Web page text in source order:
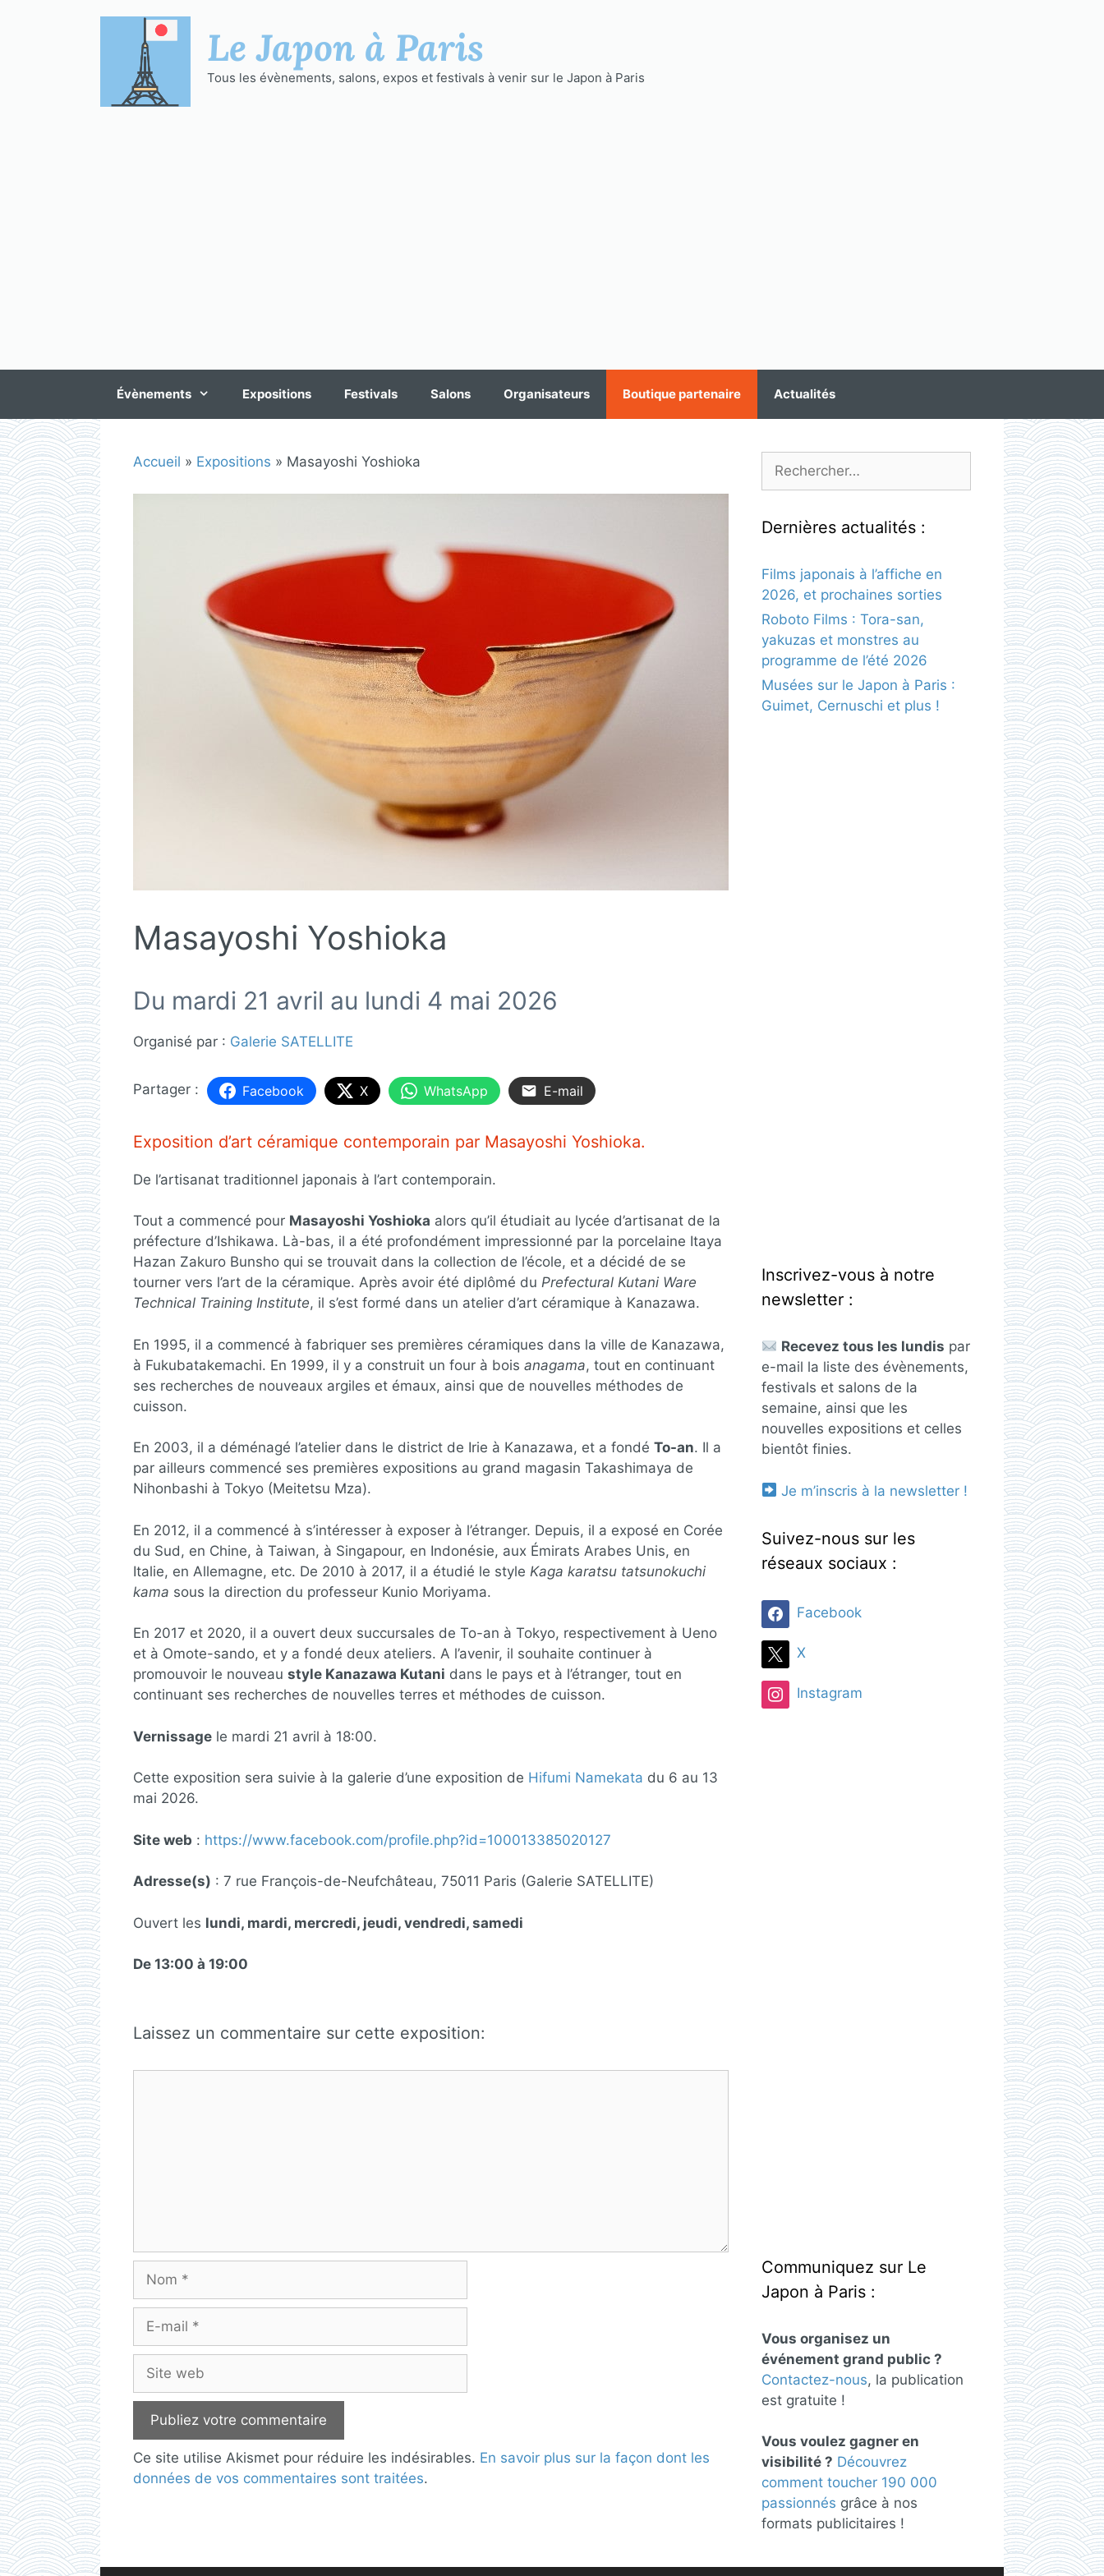
Le Japon à Paris
Tous les évènements, salons, expos et festivals à venir sur le Japon à Paris
Évènements Expositions Festivals Salons Organisateurs Boutique partenaire Actualités
Accueil » Expositions » Masayoshi Yoshioka
Masayoshi Yoshioka
Du mardi 21 avril au lundi 4 mai 2026
Organisé par : Galerie SATELLITE
Facebook X WhatsApp E-mail
Exposition d’art céramique contemporain par Masayoshi Yoshioka.
De l’artisanat traditionnel japonais à l’art contemporain.
Tout a commencé pour Masayoshi Yoshioka alors qu’il étudiait au lycée d’artisanat de la
préfecture d’Ishikawa. Là-bas, il a été profondément impressionné par la porcelaine Itaya
Hazan Zakuro Bunsho qui se trouvait dans la collection de l’école, et a décidé de se
tourner vers l’art de la céramique. Après avoir été diplômé du Prefectural Kutani Ware
Technical Training Institute, il s’est formé dans un atelier d’art céramique à Kanazawa.
En 1995, il a commencé à fabriquer ses premières céramiques dans la ville de Kanazawa,
à Fukubatakemachi. En 1999, il y a construit un four à bois anagama, tout en continuant
ses recherches de nouveaux argiles et émaux, ainsi que de nouvelles méthodes de
cuisson.
En 2003, il a déménagé l’atelier dans le district de Irie à Kanazawa, et a fondé To-an. Il a
par ailleurs commencé ses premières expositions au grand magasin Takashimaya de
Nihonbashi à Tokyo (Meitetsu Mza).
En 2012, il a commencé à s’intéresser à exposer à l’étranger. Depuis, il a exposé en Corée
du Sud, en Chine, à Taiwan, à Singapour, en Indonésie, aux Émirats Arabes Unis, en
Italie, en Allemagne, etc. De 2010 à 2017, il a étudié le style Kaga karatsu tatsunokuchi
kama sous la direction du professeur Kunio Moriyama.
En 2017 et 2020, il a ouvert deux succursales de To-an à Tokyo, respectivement à Ueno
et à Omote-sando, et y a fondé deux ateliers. A l’avenir, il souhaite continuer à
promouvoir le nouveau style Kanazawa Kutani dans le pays et à l’étranger, tout en
continuant ses recherches de nouvelles terres et méthodes de cuisson.
Vernissage le mardi 21 avril à 18:00.
Cette exposition sera suivie à la galerie d’une exposition de Hifumi Namekata du 6 au 13
mai 2026.
Site web : https://www.facebook.com/profile.php?id=100013385020127
Adresse(s) : 7 rue François-de-Neufchâteau, 75011 Paris (Galerie SATELLITE)
Ouvert les lundi, mardi, mercredi, jeudi, vendredi, samedi
De 13:00 à 19:00
Laissez un commentaire sur cette exposition:
mail
web
Ce site utilise Akismet pour réduire les indésirables. En savoir plus sur la façon dont les
données de vos commentaires sont traitées.
Rechercher :
Dernières actualités :
Films japonais à l’affiche en
2026, et prochaines sorties
Roboto Films : Tora-san,
yakuzas et monstres au
programme de l’été 2026
Musées sur le Japon à Paris :
Guimet, Cernuschi et plus !
Inscrivez-vous à notre
newsletter :
Recevez tous les lundis par
e-mail la liste des évènements,
festivals et salons de la
semaine, ainsi que les
nouvelles expositions et celles
bientôt finies.
Je m’inscris à la newsletter !
Suivez-nous sur les
réseaux sociaux :
Facebook
X
Instagram
Communiquez sur Le
Japon à Paris :
Vous organisez un
événement grand public ?
Contactez-nous, la publication
est gratuite !
Vous voulez gagner en
visibilité ? Découvrez
comment toucher 190 000
passionnés grâce à nos
formats publicitaires !